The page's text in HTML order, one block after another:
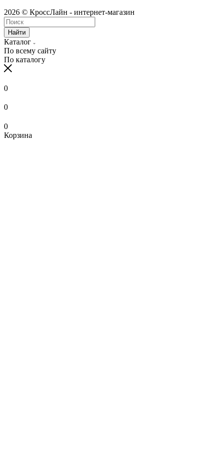
2026 © КроссЛайн - интернет-магазин
Найти
Каталог
По всему сайту
По каталогу
0
0
0
Корзина